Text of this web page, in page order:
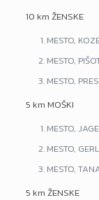
10 km ŽENSKE
MESTO,
MESTO,
MESTO,
5 km MOŠKI
MESTO,
MESTO,
MESTO,
5 km ŽENSKE